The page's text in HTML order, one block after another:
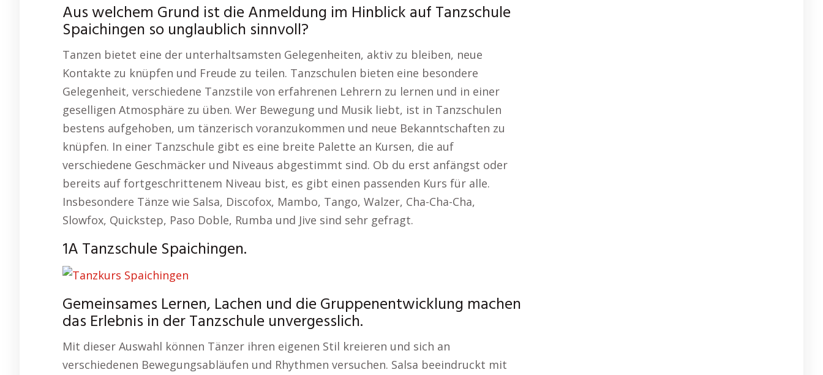
Aus welchem Grund ist die Anmeldung im Hinblick auf Tanzschule
Spaichingen so unglaublich sinnvoll?
Tanzen bietet eine der unterhaltsamsten Gelegenheiten, aktiv zu bleiben, neue
Kontakte zu knüpfen und Freude zu teilen. Tanzschulen bieten eine besondere
Gelegenheit, verschiedene Tanzstile von erfahrenen Lehrern zu lernen und in einer
geselligen Atmosphäre zu üben. Wer Bewegung und Musik liebt, ist in Tanzschulen
bestens aufgehoben, um tänzerisch voranzukommen und neue Bekanntschaften zu
knüpfen. In einer Tanzschule gibt es eine breite Palette an Kursen, die auf
verschiedene Geschmäcker und Niveaus abgestimmt sind. Ob du erst anfängst oder
bereits auf fortgeschrittenem Niveau bist, es gibt einen passenden Kurs für alle.
Insbesondere Tänze wie Salsa, Discofox, Mambo, Tango, Walzer, Cha-Cha-Cha,
Slowfox, Quickstep, Paso Doble, Rumba und Jive sind sehr gefragt.
1A Tanzschule Spaichingen.
Gemeinsames Lernen, Lachen und die Gruppenentwicklung machen
das Erlebnis in der Tanzschule unvergesslich.
Mit dieser Auswahl können Tänzer ihren eigenen Stil kreieren und sich an
verschiedenen Bewegungsabläufen und Rhythmen versuchen. Salsa beeindruckt mit